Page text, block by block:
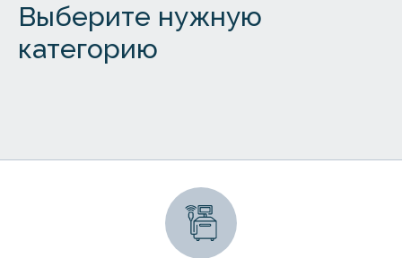
Выберите нужную
категорию